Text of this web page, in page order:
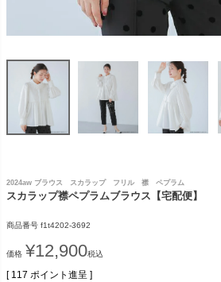
2024aw ブラウス スカラップ フリル 襟 ペプラム
スカラップ襟ペプラムブラウス【宅配便】
商品番号 f1t4202-3692
価格 ¥12,900税込
[ 117 ポイント進呈 ]